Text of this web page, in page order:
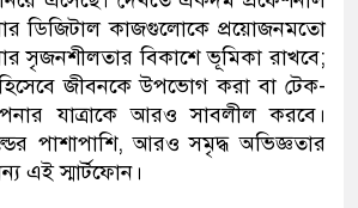
ডিজিটাল কাজগুলোকে প্রয়োজনমতো
সৃজনশীলতার বিকাশে ভূমিকা রাখবে;
হিসেবে জীবনকে উপভোগ করা বা টেক-
যাত্রাকে আরও সাবলীল করবে।
পাশাপাশি, আরও সমৃদ্ধ অভিজ্ঞতার
এই স্মার্টফোন।